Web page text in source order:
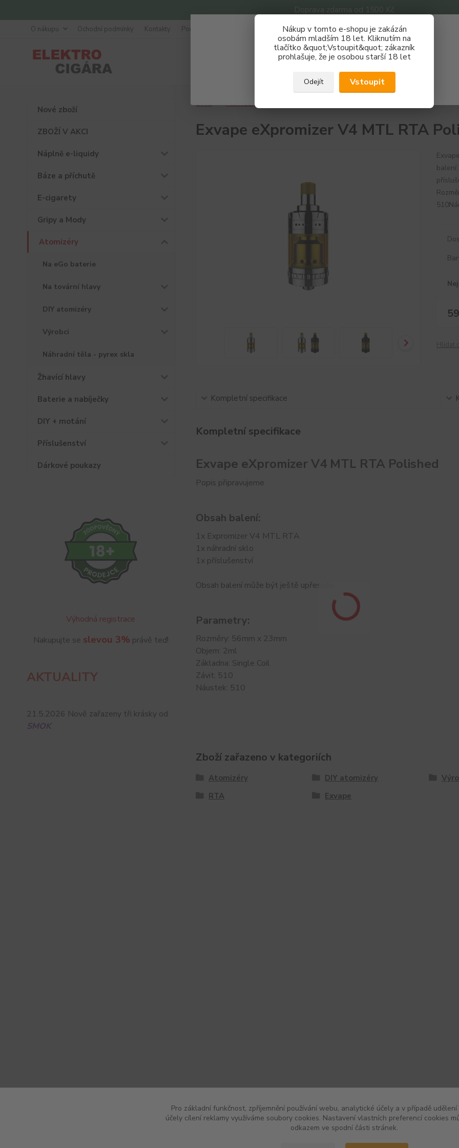
Doprava zdarma od 1500 Kč
Nákup v tomto e-shopu je zakázán
osobám mladším 18 let. Kliknutím na
tlačítko &quot;Vstoupit&quot; zákazník
prohlašuje, že je osobou starší 18 let
Odejít Vstoupit
O nákupu Ochodní podmínky Kontakty Poradna
Hledat
Nové zboží
ZBOŽÍ V AKCI
Náplně e-liquidy
Báze a příchutě
E-cigarety
Gripy a Mody
Atomizéry
Na eGo baterie
Na tovární hlavy
DIY atomizéry
Výrobci
Náhradní těla - pyrex skla
Žhavící hlavy
Baterie a nabíječky
DIY + motání
Příslušenství
Dárkové poukazy
Výhodná registrace
Nakupujte se slevou 3% právě teď!
AKTUALITY
21.5.2026 Nově zařazeny tři krásky od
SMOK
Úvod Atomizéry
Exvape eXpromizer V4 MTL RTA
Kompletní specifikace
Kompletní specifikace
Exvape eXpromizer V4 MTL RTA Polished
Popis připravujeme
Obsah balení:
1x Expromizer V4 MTL RTA
1x náhradní sklo
1x příslušenství
Obsah balení může být ještě upřesněn
Parametry:
Rozměry: 56mm x 23mm
Objem: 2ml
Základna: Single Coil
Závit: 510
Náustek: 510
Zboží zařazeno v kategoriích
Atomizéry DIY atomizéry
RTA
Exvape
Získej slevu 3%
Zaregistruj se a nakupuj se slevou právě teď!
REGISTRAČNÍ FORMULÁŘ
Zavřít
Pro základní funkčnost, zpříjemnění používání webu, analytické účely a v případě
účely cílení reklamy využíváme soubory cookies. Nastavení vlastních preferencí cookies
odkazem ve spodní části stránek.